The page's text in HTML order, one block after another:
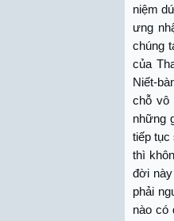
niệm
ưng
chúng
của
Niết-
chỗ vô
những
tiếp tục
thì
đời
phải
nào có